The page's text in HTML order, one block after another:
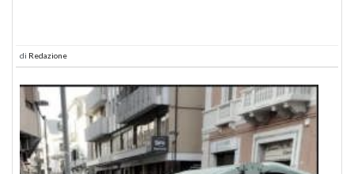
di Redazione